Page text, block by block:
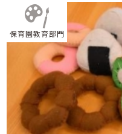
保育園教育部門